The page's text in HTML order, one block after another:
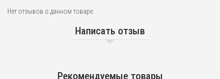
Нет отзывов о данном товаре.
Написать отзыв
Рекомендуемые товары